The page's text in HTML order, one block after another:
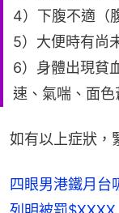
4）下腹不適（
5）大便時有尚
6）身體出現貧
速、氣喘、面色
如有以上症狀，
四眼男港鐵月